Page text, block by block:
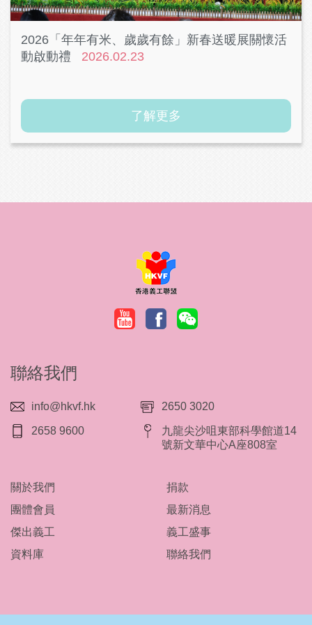
2026「年年有米、歲歲有餘」新春送暖展關懷活
動啟動禮
2026.02.23
了解更多
聯絡我們
info@hkvf.hk
2658 9600
2650 3020
九龍尖沙咀東部科學館道14
號新文華中心A座808室
關於我們
捐款
團體會員
最新消息
傑出義工
義工盛事
資料庫
聯絡我們